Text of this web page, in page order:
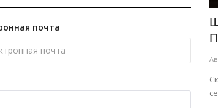
почта
языкового конкурса
3, 2026
некоренных этносов прошло...